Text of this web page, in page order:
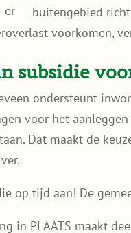
buitengebied
voorkomen,
subsidie
ondersteunt
voor het
Dat maakt de
op tijd aan! De
in PLAATS maakt